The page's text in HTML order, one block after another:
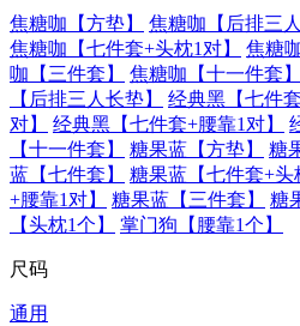
焦糖咖【方垫】 焦糖咖【后排三人
焦糖咖【七件套+头枕1对】
焦糖
咖【三件套】
焦糖咖【十一件套】
【后排三人长垫】
经典黑【七件套
对】
经典黑【七件套+腰靠1对】
【十一件套】
糖果蓝【方垫】 糖
蓝【七件套】
糖果蓝【七件套+头
+腰靠1对】
糖果蓝【三件套】 糖
【头枕1个】
掌门狗【腰靠1个】
尺码
通用